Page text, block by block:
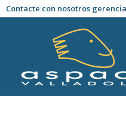
Contacte con nosotros